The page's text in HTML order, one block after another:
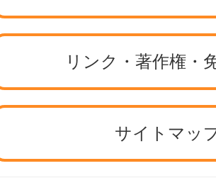
リンク・著作権・
サイトマッ